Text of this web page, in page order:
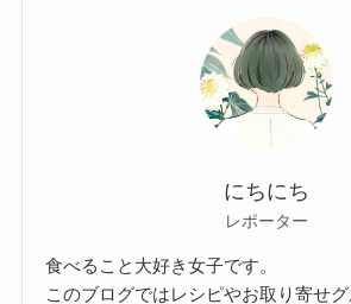
にちにち
レポーター
食べること大好き女子です。
このブログではレシピやお取り寄せ